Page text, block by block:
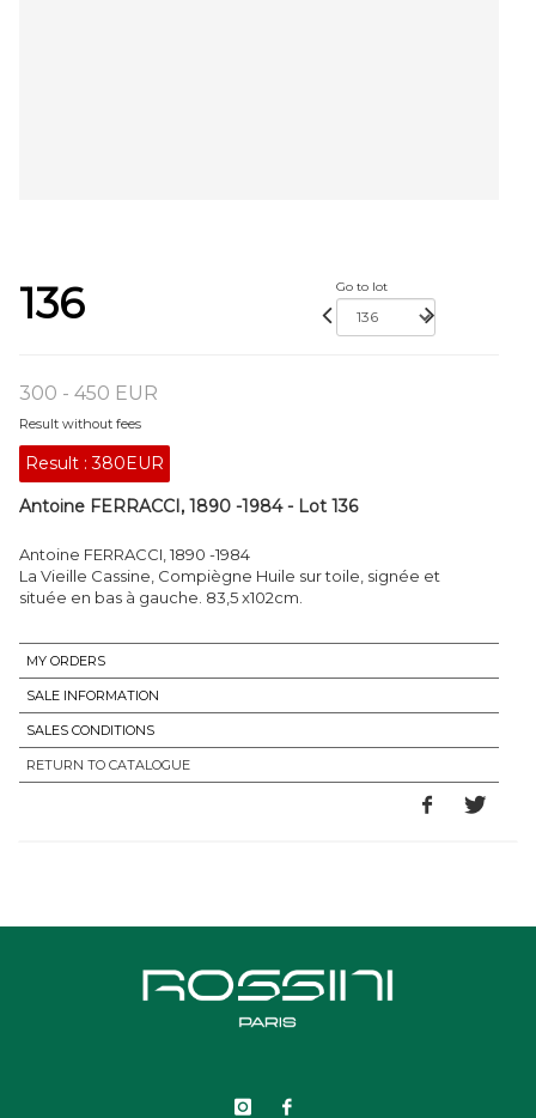
136 Go to lot
300 - 450 EUR
Result without fees
Result :380EUR
Antoine FERRACCI, 1890 -1984 - Lot 136
Antoine FERRACCI, 1890 -1984
La Vieille Cassine, Compiègne Huile sur toile, signée et
située en bas à gauche. 83,5 x102cm.
MY ORDERS
SALE INFORMATION
SALES CONDITIONS
RETURN TO CATALOGUE